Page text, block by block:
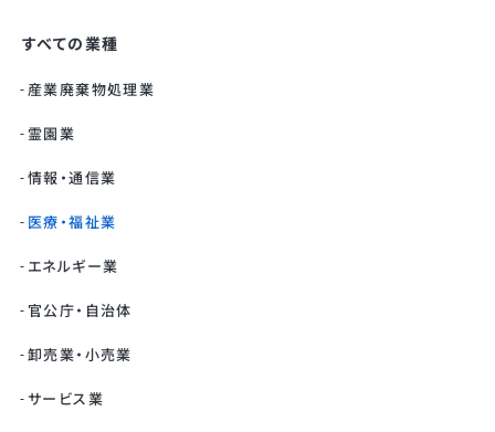
すべての業種
産業廃棄物処理業
霊園業
情報・通信業
医療・福祉業
エネルギー業
官公庁・自治体
卸売業・小売業
サービス業